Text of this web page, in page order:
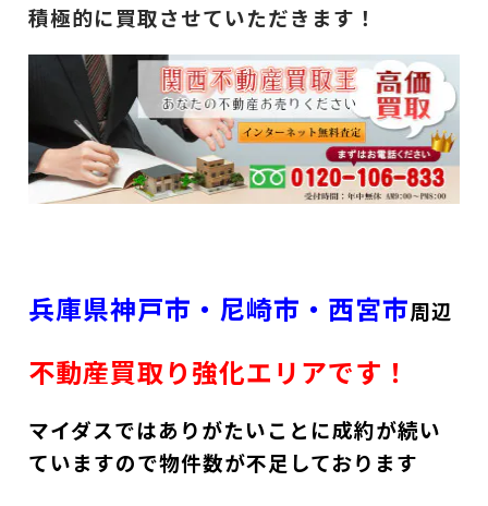
積極的に買取させていただきます！
兵庫県神戸市・尼崎市・西宮市周辺
不動産買取り強化エリアです！
マイダスではありがたいことに成約が続い
ていますので物件数が不足しております